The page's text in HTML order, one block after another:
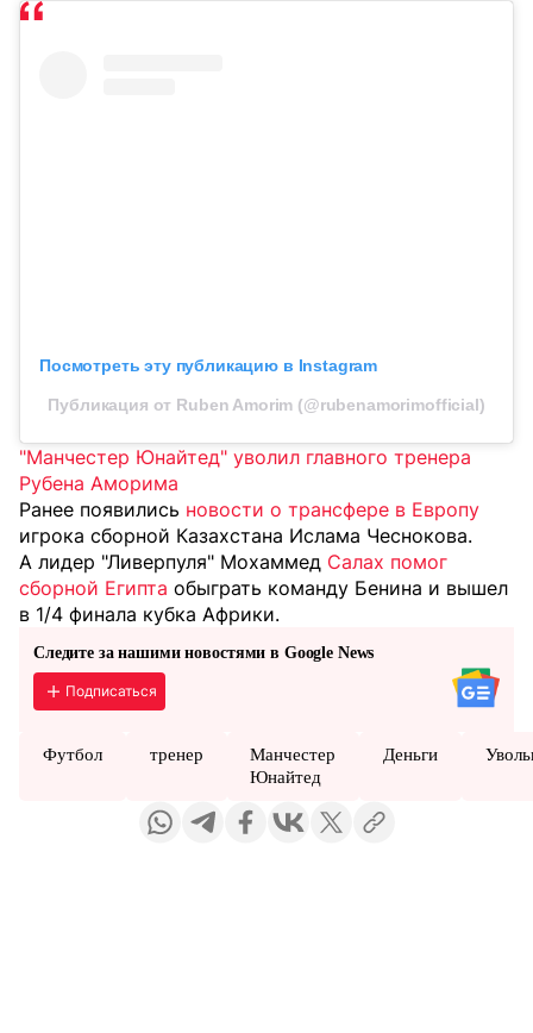
Посмотреть эту публикацию в Instagram
Публикация от Ruben Amorim (@rubenamorimofficial)
"Манчестер Юнайтед" уволил главного тренера
Рубена Аморима
Ранее появились новости о трансфере в Европу
игрока сборной Казахстана Ислама Чеснокова.
А лидер "Ливерпуля" Мохаммед Салах помог
сборной Египта обыграть команду Бенина и вышел
в 1/4 финала кубка Африки.
Следите за нашими новостями в Google News
Подписаться
Футбол тренер
Манчестер
Юнайтед
Деньги